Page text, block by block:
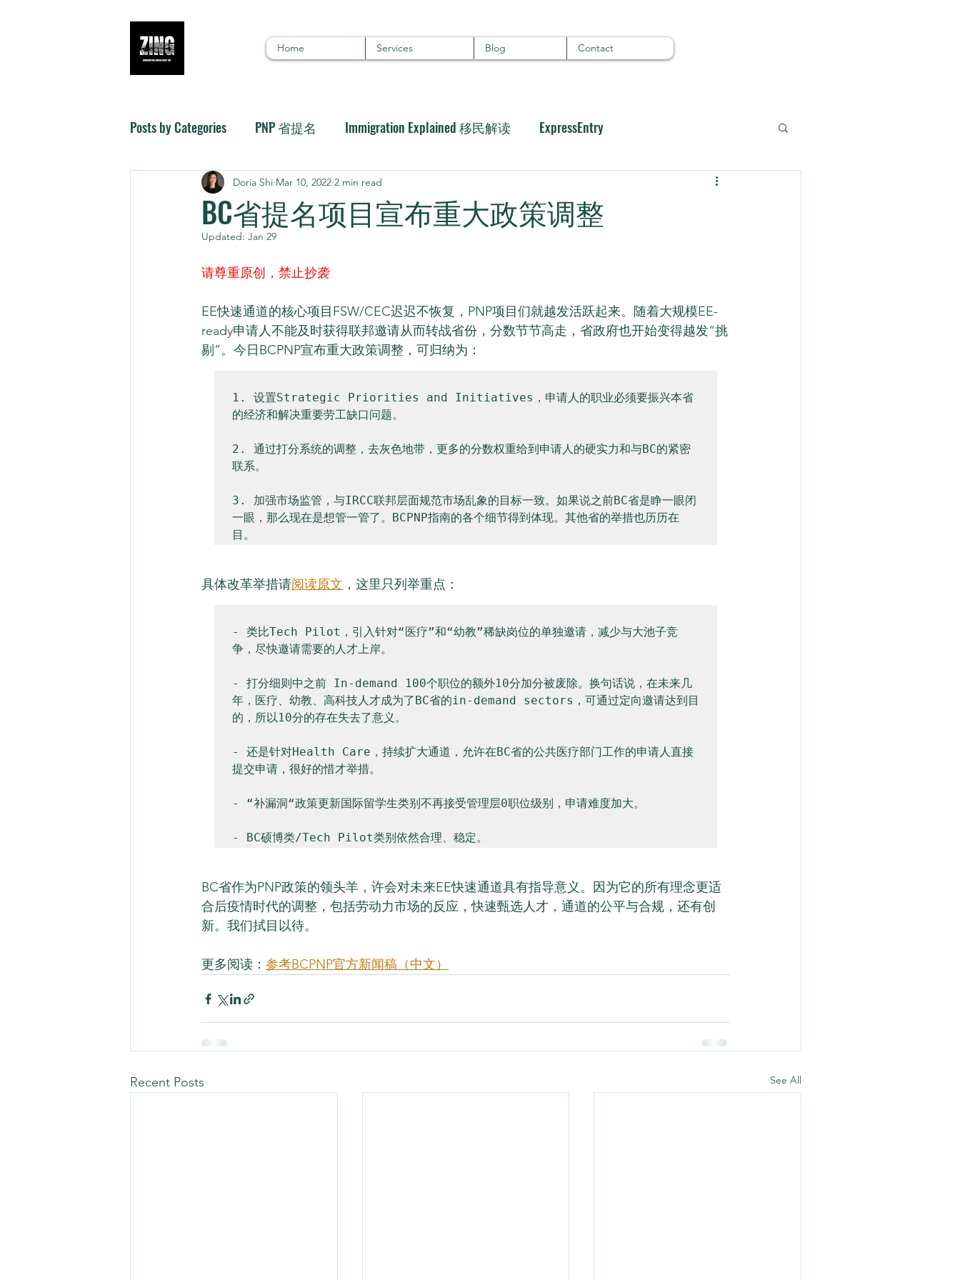
Home Services Blog Contact
Posts by Categories PNP 省提名 Immigration Explained 移民解读 ExpressEntry
BC省提名项目宣布重大政策调整
Doria Shi Mar 10, 2022 2 min read
Updated: Jan 29
请尊重原创，禁止抄袭
EE快速通道的核心项目FSW/CEC迟迟不恢复，PNP项目们就越发活跃起来。随着大规模EE-
ready申请人不能及时获得联邦邀请从而转战省份，分数节节高走，省政府也开始变得越发“挑
剔”。今日BCPNP宣布重大政策调整，可归纳为：
1. 设置Strategic Priorities and Initiatives，申请人的职业必须要振兴本省
的经济和解决重要劳工缺口问题。
2. 通过打分系统的调整，去灰色地带，更多的分数权重给到申请人的硬实力和与BC的紧密
联系。
3. 加强市场监管，与IRCC联邦层面规范市场乱象的目标一致。如果说之前BC省是睁一眼闭
一眼，那么现在是想管一管了。BCPNP指南的各个细节得到体现。其他省的举措也历历在
具体改革举措请阅读原文 ，这里只列举重点：
- 类比Tech Pilot，引入针对“医疗”和“幼教”稀缺岗位的单独邀请，减少与大池子竞
争，尽快邀请需要的人才上岸。
- 打分细则中之前 In-demand 100个职位的额外10分加分被废除。换句话说，在未来几
年，医疗、幼教、高科技人才成为了BC省的in-demand sectors，可通过定向邀请达到目
的，所以10分的存在失去了意义。
- 还是针对Health Care，持续扩大通道，允许在BC省的公共医疗部门工作的申请人直接
提交申请，很好的惜才举措。
- “补漏洞“政策更新国际留学生类别不再接受管理层0职位级别，申请难度加大。
BC省作为PNP政策的领头羊，许会对未来EE快速通道具有指导意义。因为它的所有理念更适
合后疫情时代的调整，包括劳动力市场的反应，快速甄选人才，通道的公平与合规，还有创
新。我们拭目以待。
更多阅读： 参考BCPNP官方新闻稿（中文）
Recent Posts See All